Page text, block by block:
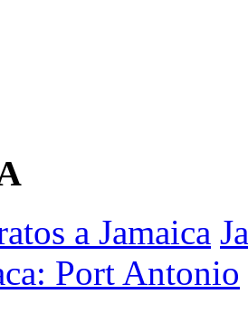
a Jamaica
Port Antonio